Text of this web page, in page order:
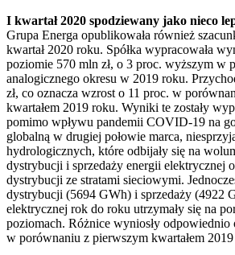
I kwartał 2020 spodziewany jako nieco
Grupa Energa opublikowała również
kwartał 2020 roku. Spółka wypracowała
poziomie 570 mln zł, o 3 proc. wyższym w
analogicznego okresu w 2019 roku.
zł, co oznacza wzrost o 11 proc. w
kwartałem 2019 roku. Wyniki te zostały
pomimo wpływu pandemii COVID-19 na
globalną w drugiej połowie marca,
hydrologicznych, które odbijały się na
dystrybucji i sprzedaży energii elektrycznej
dystrybucji ze stratami sieciowymi.
dystrybucji (5694 GWh) i sprzedaży (4922
elektrycznej rok do roku utrzymały się na
poziomach. Różnice wyniosły
w porównaniu z pierwszym kwartałem